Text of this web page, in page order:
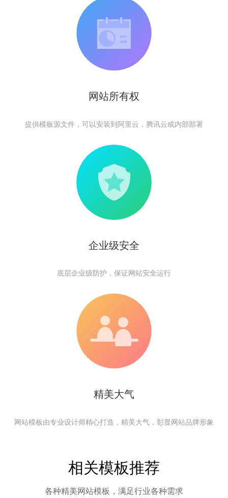
网站所有权
提供模板源文件，可以安装到阿里云，腾讯云或内部部署
企业级安全
底层企业级防护，保证网站安全运行
精美大气
网站模板由专业设计师精心打造，精美大气，彰显网站品牌形象
相关模板推荐
各种精美网站模板，满足行业各种需求